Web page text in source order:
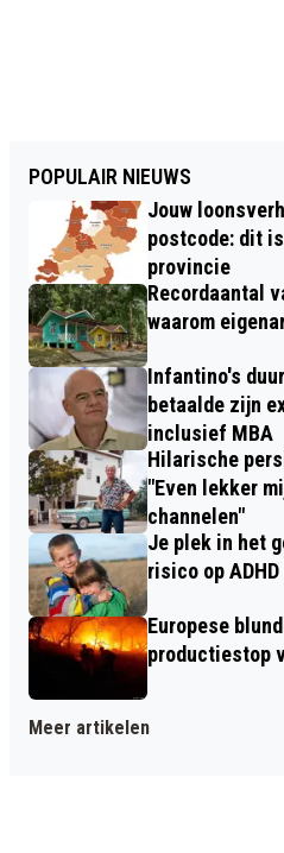
POPULAIR NIEUWS
Jouw
postcode: dit
provincie
Recordaantal
waarom
Infantino's
betaalde zijn
inclusief MBA
Hilarische
"Even lekker
channelen"
Je plek in het
risico op
Europese
productiestop
Meer artikelen